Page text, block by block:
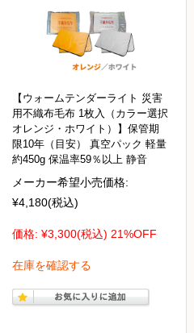
【ウォームテンダーライト 災害
用不織布毛布 1枚入（カラー選択
オレンジ・ホワイト）】保管期
限10年（目安） 真空パック 軽量
約450g 保温率59％以上 静音
メーカー希望小売価格:
¥4,180(税込)
価格: ¥3,300(税込) 21%OFF
在庫を確認する